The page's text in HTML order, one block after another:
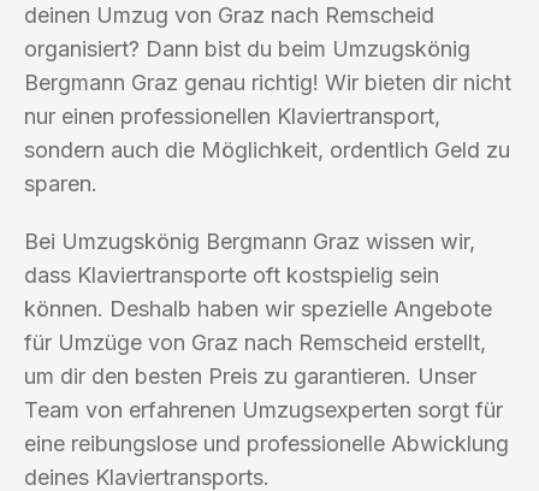
deinen Umzug von Graz nach Remscheid
organisiert? Dann bist du beim Umzugskönig
Bergmann Graz genau richtig! Wir bieten dir nicht
nur einen professionellen Klaviertransport,
sondern auch die Möglichkeit, ordentlich Geld zu
sparen.
Bei Umzugskönig Bergmann Graz wissen wir,
dass Klaviertransporte oft kostspielig sein
können. Deshalb haben wir spezielle Angebote
für Umzüge von Graz nach Remscheid erstellt,
um dir den besten Preis zu garantieren. Unser
Team von erfahrenen Umzugsexperten sorgt für
eine reibungslose und professionelle Abwicklung
deines Klaviertransports.